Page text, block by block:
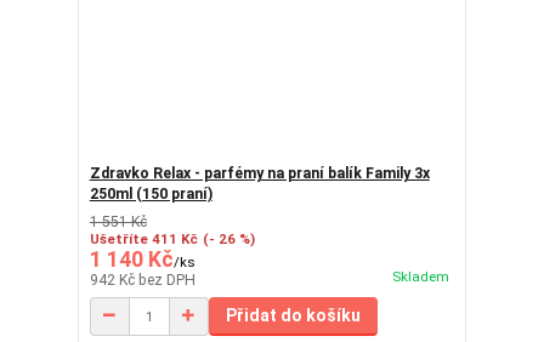
Zdravko Relax - parfémy na praní balík Family 3x
250ml (150 praní)
1 551 Kč
Ušetříte 411 Kč (- 26 %)
1 140 Kč/ks
942 Kč bez DPH Skladem
Přidat do košíku